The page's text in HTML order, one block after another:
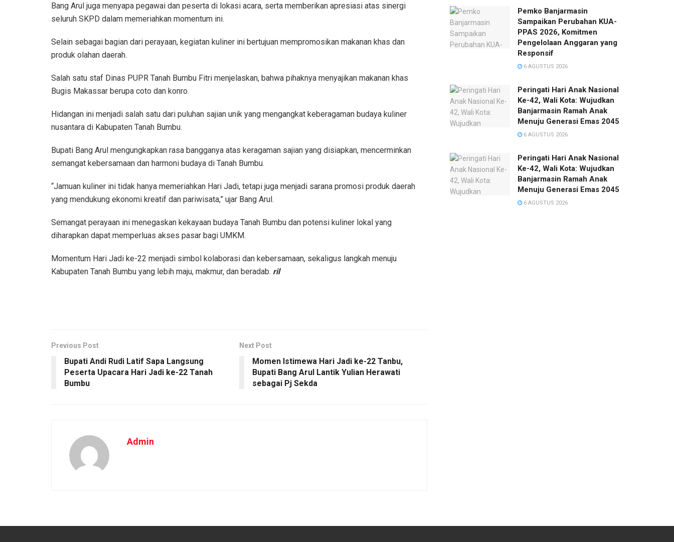
Bang Arul juga menyapa pegawai dan peserta di lokasi acara, serta memberikan apresiasi atas sinergi
seluruh SKPD dalam memeriahkan momentum ini.
Selain sebagai bagian dari perayaan, kegiatan kuliner ini bertujuan mempromosikan makanan khas dan
produk olahan daerah.
Salah satu staf Dinas PUPR Tanah Bumbu Fitri menjelaskan, bahwa pihaknya menyajikan makanan khas
Bugis Makassar berupa coto dan konro.
Hidangan ini menjadi salah satu dari puluhan sajian unik yang mengangkat keberagaman budaya kuliner
nusantara di Kabupaten Tanah Bumbu.
Bupati Bang Arul mengungkapkan rasa bangganya atas keragaman sajian yang disiapkan, mencerminkan
semangat kebersamaan dan harmoni budaya di Tanah Bumbu.
“Jamuan kuliner ini tidak hanya memeriahkan Hari Jadi, tetapi juga menjadi sarana promosi produk daerah
yang mendukung ekonomi kreatif dan pariwisata,” ujar Bang Arul.
Semangat perayaan ini menegaskan kekayaan budaya Tanah Bumbu dan potensi kuliner lokal yang
diharapkan dapat memperluas akses pasar bagi UMKM.
Momentum Hari Jadi ke-22 menjadi simbol kolaborasi dan kebersamaan, sekaligus langkah menuju
Kabupaten Tanah Bumbu yang lebih maju, makmur, dan beradab. ril
Previous Post
Bupati Andi Rudi Latif Sapa Langsung
Peserta Upacara Hari Jadi ke-22 Tanah
Bumbu
Next Post
Momen Istimewa Hari Jadi ke-22 Tanbu,
Bupati Bang Arul Lantik Yulian Herawati
sebagai Pj Sekda
Admin
Pemko Banjarmasin
Sampaikan Perubahan KUA-
PPAS 2026, Komitmen
Pengelolaan Anggaran yang
Responsif
6 AGUSTUS 2026
Peringati Hari Anak Nasional
Ke-42, Wali Kota: Wujudkan
Banjarmasin Ramah Anak
Menuju Generasi Emas 2045
6 AGUSTUS 2026
Peringati Hari Anak Nasional
Ke-42, Wali Kota: Wujudkan
Banjarmasin Ramah Anak
Menuju Generasi Emas 2045
6 AGUSTUS 2026